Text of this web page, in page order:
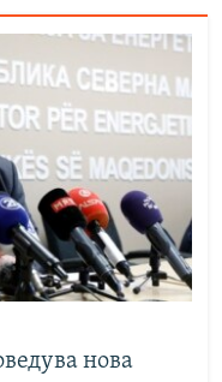
нова